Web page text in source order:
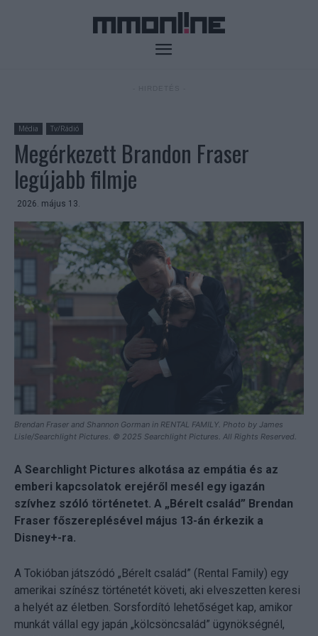
Média Tv/Rádió
Megérkezett Brandon Fraser
legújabb filmje
2026. május 13.
Brendan Fraser and Shannon Gorman in RENTAL FAMILY. Photo by James
Lisle/Searchlight Pictures. © 2025 Searchlight Pictures. All Rights Reserved.
A Searchlight Pictures alkotása az empátia és az
emberi kapcsolatok erejéről mesél egy igazán
szívhez szóló történetet. A „Bérelt család” Brendan
Fraser főszereplésével május 13-án érkezik a
Disney+-ra.
A Tokióban játszódó „Bérelt család” (Rental Family) egy
amerikai színész történetét követi, aki elveszetten keresi
a helyét az életben. Sorsfordító lehetőséget kap, amikor
munkát vállal egy japán „kölcsöncsalád” ügynökségnél,